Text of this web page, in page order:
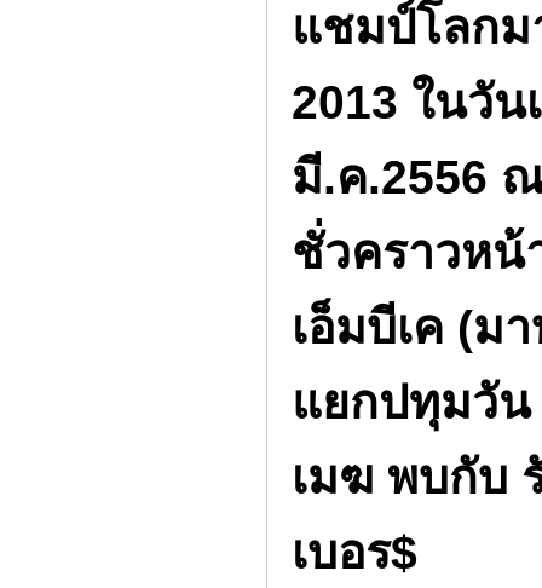
แชมป์โลกม
2013 ในวัน
มี.ค.2556
ชั่วคราวหน้
เอ็มบีเค (ม
แยกปทุมวั
เมฆ พบกับ
เบอร$